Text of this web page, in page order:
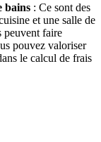
bains : Ce sont des
et une salle de
peuvent faire
pouvez valoriser
le calcul de frais